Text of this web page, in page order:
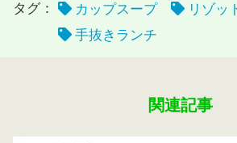
タグ：
カップスープ
リゾッ
手抜きランチ
関連記事